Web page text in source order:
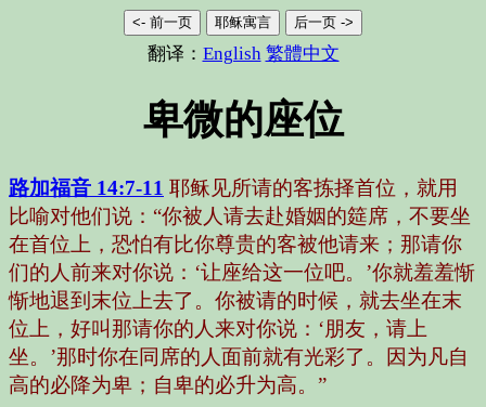
<- 前一页 耶稣寓言 后一页 ->
翻译： English 繁體中文
卑微的座位
路加福音 14:7-11 耶稣见所请的客拣择首位，就用
比喻对他们说：“你被人请去赴婚姻的筵席，不要坐
在首位上，恐怕有比你尊贵的客被他请来；那请你
们的人前来对你说：‘让座给这一位吧。’你就羞羞惭
惭地退到末位上去了。你被请的时候，就去坐在末
位上，好叫那请你的人来对你说：‘朋友，请上
坐。’那时你在同席的人面前就有光彩了。因为凡自
高的必降为卑；自卑的必升为高。”